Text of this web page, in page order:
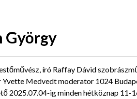
György
író Raffay Dávid
Medvedt moderator 1024
2025.07.04-ig minden hétköznap